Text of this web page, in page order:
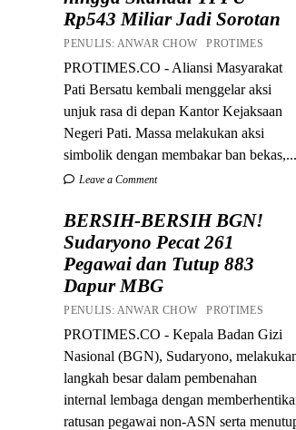
Rp543 Miliar Jadi Sorotan
PENULIS: ANWAR CHOW PROTIMES
PROTIMES.CO - Aliansi Masyarakat
Pati Bersatu kembali menggelar aksi
unjuk rasa di depan Kantor Kejaksaan
Negeri Pati. Massa melakukan aksi
simbolik dengan membakar ban bekas,...
Leave a Comment
BERSIH-BERSIH BGN!
Sudaryono Pecat 261
Pegawai dan Tutup 883
Dapur MBG
PENULIS: ANWAR CHOW PROTIMES
PROTIMES.CO - Kepala Badan Gizi
Nasional (BGN), Sudaryono,
langkah besar dalam pembenahan
internal lembaga dengan
ratusan pegawai non-ASN serta